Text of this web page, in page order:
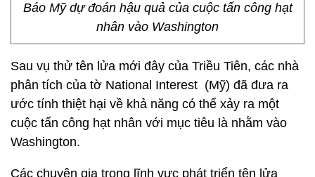
Báo Mỹ dự đoán hậu quả của cuộc tấn công hạt
nhân vào Washington
Sau vụ thử tên lửa mới đây của Triều Tiên, các nhà
phân tích của tờ National Interest (Mỹ) đã đưa ra
ước tính thiệt hại về khả năng có thể xảy ra một
cuộc tấn công hạt nhân với mục tiêu là nhằm vào
Washington.
Các chuyên gia trong lĩnh vực phát triển tên lửa